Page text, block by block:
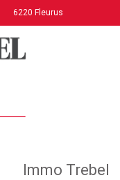
6220 Fleurus
Immo Trebel